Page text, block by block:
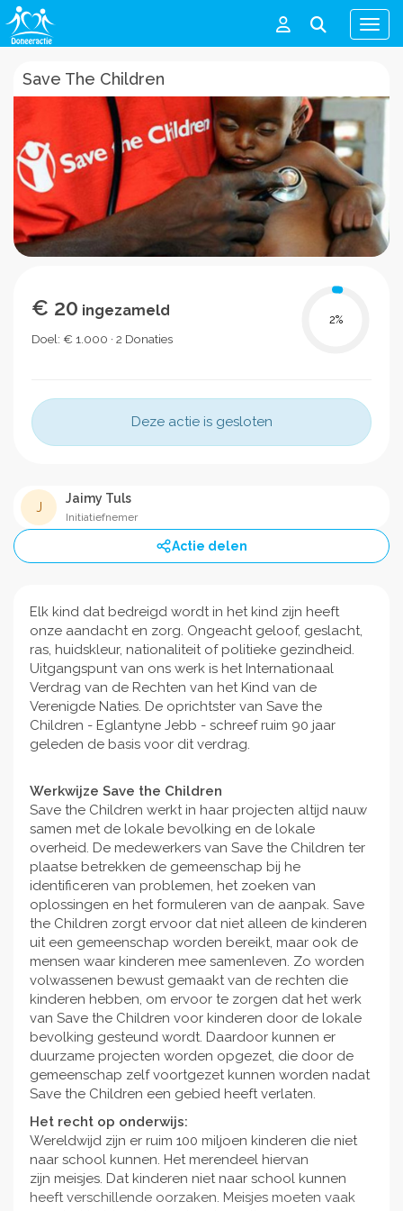
Menu
Save The Children
€ 20 ingezameld
Doel: € 1.000 · 2 Donaties
2%
Deze actie is gesloten
J
Jaimy Tuls
Initiatiefnemer
Actie delen
Elk kind dat bedreigd wordt in het kind zijn heeft
onze aandacht en zorg. Ongeacht geloof, geslacht,
ras, huidskleur, nationaliteit of politieke gezindheid.
Uitgangspunt van ons werk is het Internationaal
Verdrag van de Rechten van het Kind van de
Verenigde Naties. De oprichtster van Save the
Children - Eglantyne Jebb - schreef ruim 90 jaar
geleden de basis voor dit verdrag.
Werkwijze Save the Children
Save the Children werkt in haar projecten altijd nauw
samen met de lokale bevolking en de lokale
overheid. De medewerkers van Save the Children ter
plaatse betrekken de gemeenschap bij he
identificeren van problemen, het zoeken van
oplossingen en het formuleren van de aanpak. Save
the Children zorgt ervoor dat niet alleen de kinderen
uit een gemeenschap worden bereikt, maar ook de
mensen waar kinderen mee samenleven. Zo worden
volwassenen bewust gemaakt van de rechten die
kinderen hebben, om ervoor te zorgen dat het werk
van Save the Children voor kinderen door de lokale
bevolking gesteund wordt. Daardoor kunnen er
duurzame projecten worden opgezet, die door de
gemeenschap zelf voortgezet kunnen worden nadat
Save the Children een gebied heeft verlaten.
Het recht op onderwijs:
Wereldwijd zijn er ruim 100 miljoen kinderen die niet
naar school kunnen. Het merendeel hiervan
zijn meisjes. Dat kinderen niet naar school kunnen
heeft verschillende oorzaken. Meisjes moeten vaak